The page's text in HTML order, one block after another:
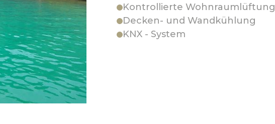
Kontrollierte Wohnraumlüftung
Decken- und Wandkühlung
KNX - System